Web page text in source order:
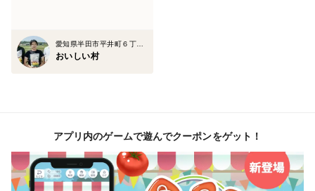
愛知県半田市平井町６丁目３３番地
おいしい村
アプリ内のゲームで遊んでクーポンをゲット！